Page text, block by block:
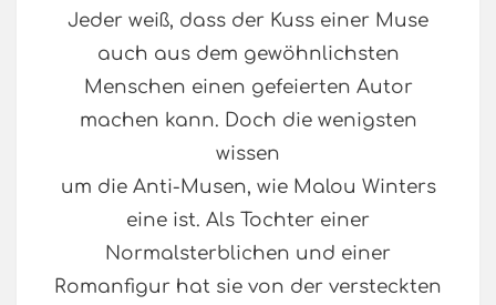
Jeder weiß, dass der Kuss einer Muse
auch aus dem gewöhnlichsten
Menschen einen gefeierten Autor
machen kann. Doch die wenigsten
wissen
um die Anti-Musen, wie Malou Winters
eine ist. Als Tochter einer
Normalsterblichen und einer
Romanfigur hat sie von der versteckten